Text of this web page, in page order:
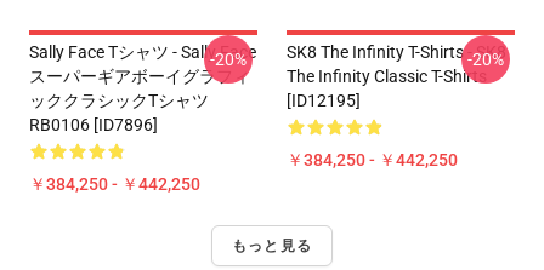
Sally Face Tシャツ - Sally Face
スーパーギアボーイグラフィ
ッククラシックTシャツ
RB0106 [ID7896]
￥384,250 - ￥442,250
-20%
SK8 The Infinity T-Shirts - SK8
The Infinity Classic T-Shirts
[ID12195]
￥384,250 - ￥442,250
-20%
もっと見る